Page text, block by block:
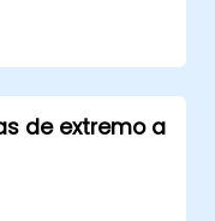
reales de
de extremo a